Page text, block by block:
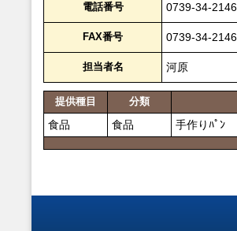
電話番号 0739-34-2146
FAX番号 0739-34-2146
担当者名 河原
提供種目 分類
食品 食品 手作りﾊﾟﾝ